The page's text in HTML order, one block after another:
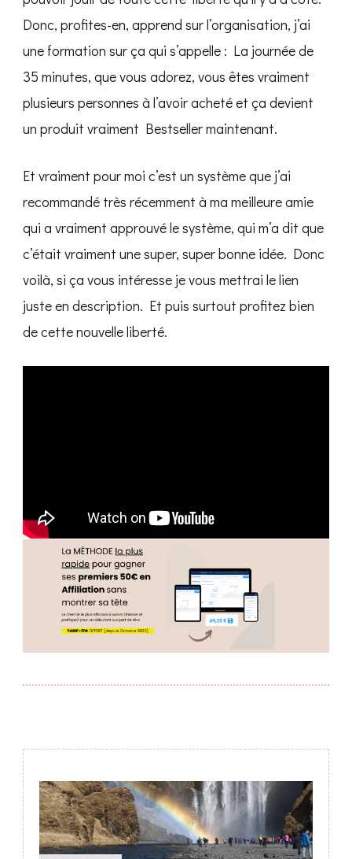
Donc, profites-en, apprend sur l’organisation, j’ai
une formation sur ça qui s’appelle : La journée de
35 minutes, que vous adorez, vous êtes vraiment
plusieurs personnes à l’avoir acheté et ça devient
un produit vraiment Bestseller maintenant.
Et vraiment pour moi c’est un système que j’ai
recommandé très récemment à ma meilleure amie
qui a vraiment approuvé le système, qui m’a dit que
c’était vraiment une super, super bonne idée. Donc
voilà, si ça vous intéresse je vous mettrai le lien
juste en description. Et puis surtout profitez bien
de cette nouvelle liberté.
Post
Navigation